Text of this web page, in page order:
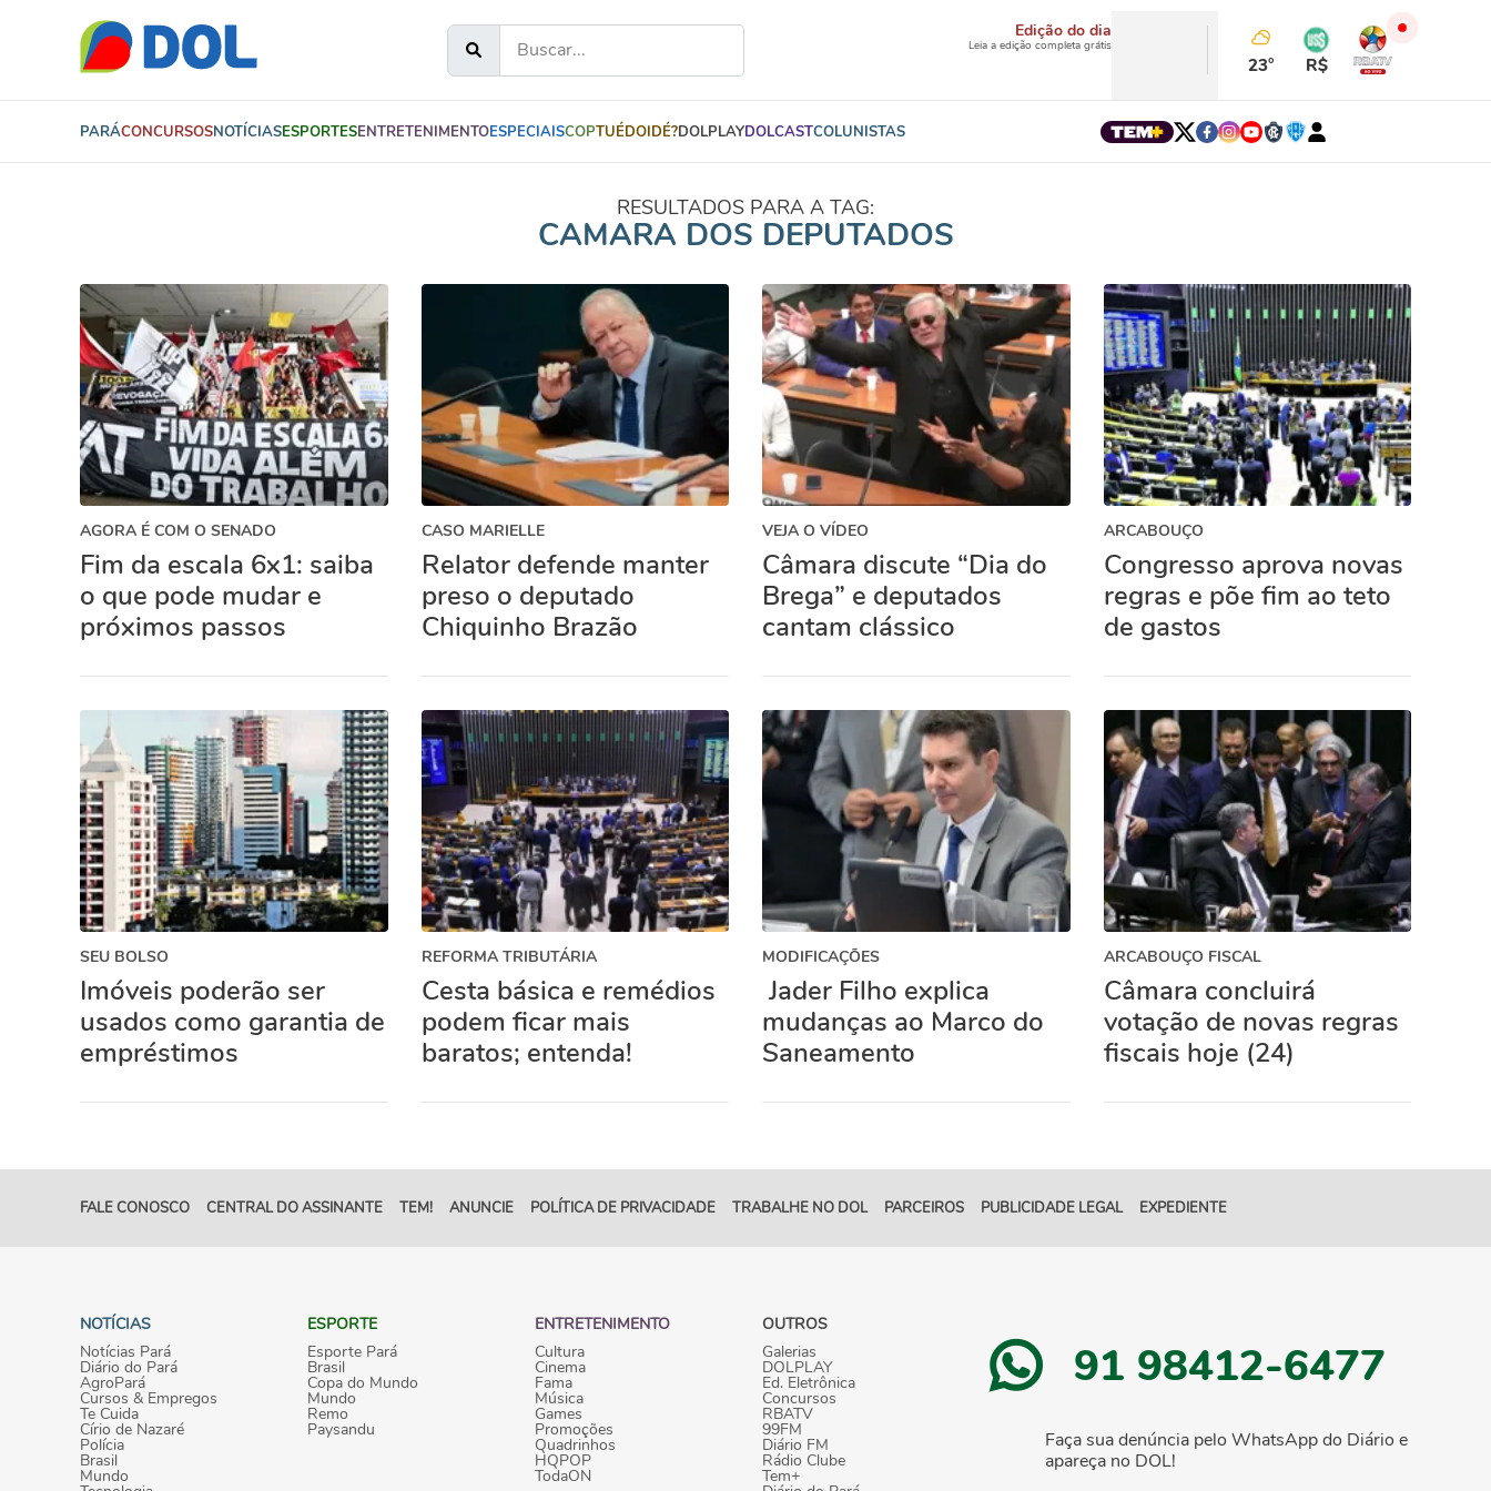
Edição do dia
Leia a edição completa grátis
23° R$
PARÁCONCURSOSNOTÍCIASESPORTESENTRETENIMENTOESPECIAISCOPTUÉDOIDÉ?DOLPLAYDOLCASTCOLUNISTAS
RESULTADOS PARA A TAG:
CAMARA DOS DEPUTADOS
AGORA É COM O SENADO
Fim da escala 6x1: saiba
o que pode mudar e
próximos passos
CASO MARIELLE
Relator defende manter
preso o deputado
Chiquinho Brazão
VEJA O VÍDEO
Câmara discute “Dia do
Brega” e deputados
cantam clássico
ARCABOUÇO
Congresso aprova novas
regras e põe fim ao teto
de gastos
SEU BOLSO
Imóveis poderão ser
usados como garantia de
empréstimos
REFORMA TRIBUTÁRIA
Cesta básica e remédios
podem ficar mais
baratos; entenda!
MODIFICAÇÕES
Jader Filho explica
mudanças ao Marco do
Saneamento
ARCABOUÇO FISCAL
Câmara concluirá
votação de novas regras
fiscais hoje (24)
FALE CONOSCO CENTRAL DO ASSINANTE TEM! ANUNCIE POLÍTICA DE PRIVACIDADE TRABALHE NO DOL PARCEIROS PUBLICIDADE LEGAL EXPEDIENTE
NOTÍCIAS
Notícias Pará
Diário do Pará
AgroPará
Cursos & Empregos
Te Cuida
Círio de Nazaré
Polícia
Brasil
Mundo
ESPORTE
Esporte Pará
Brasil
Copa do Mundo
Mundo
Remo
Paysandu
ENTRETENIMENTO
Cultura
Cinema
Fama
Música
Games
Promoções
Quadrinhos
HQPOP
TodaON
OUTROS
Galerias
DOLPLAY
Ed. Eletrônica
Concursos
RBATV
99FM
Diário FM
Rádio Clube
Tem+
91 98412-6477
Faça sua denúncia pelo WhatsApp do Diário e
apareça no DOL!